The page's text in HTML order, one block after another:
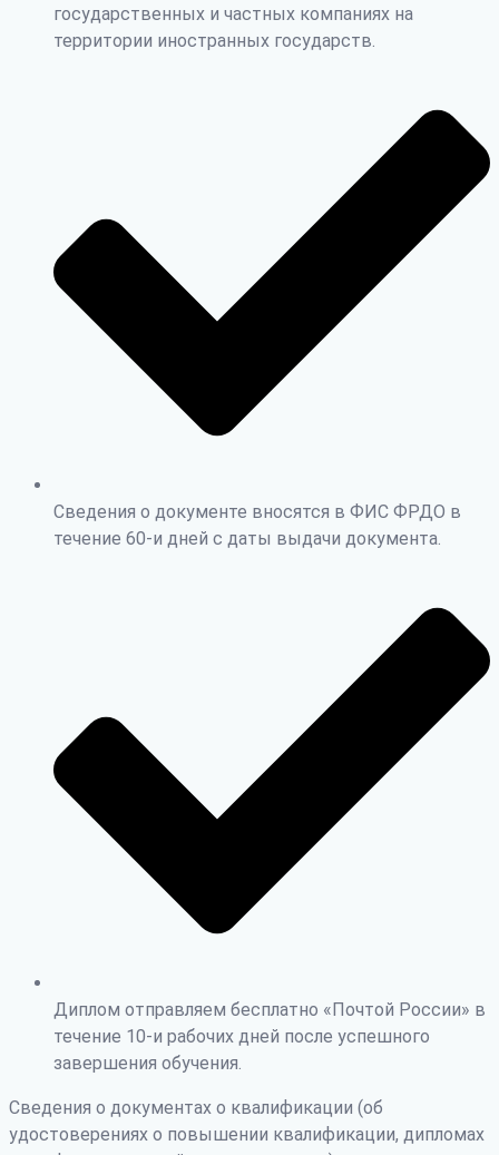
государственных и частных компаниях на
территории иностранных государств.
Сведения о документе вносятся в ФИС ФРДО в
течение 60-и дней с даты выдачи документа.
Диплом отправляем бесплатно «Почтой России» в
течение 10-и рабочих дней после успешного
завершения обучения.
Сведения о документах о квалификации (об
удостоверениях о повышении квалификации, дипломах